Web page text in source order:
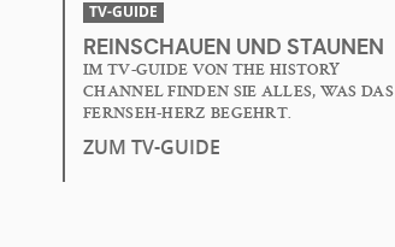
TV-GUIDE
REINSCHAUEN UND STAUNEN
IM TV-GUIDE VON THE HISTORY
CHANNEL FINDEN SIE ALLES, WAS DAS
FERNSEH-HERZ BEGEHRT.
ZUM TV-GUIDE